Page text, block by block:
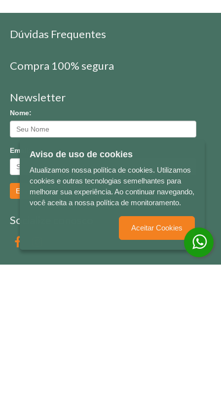
Dúvidas Frequentes
Compra 100% segura
Newsletter
Nome:
Email:
Enviar
Socialize conosco
Aviso de uso de cookies
Atualizamos nossa política de cookies. Utilizamos
cookies e outras tecnologias semelhantes para
melhorar sua experiência. Ao continuar navegando,
você aceita a nossa política de monitoramento.
Aceitar Cookies